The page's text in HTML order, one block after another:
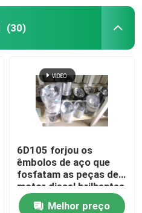
(30)
6D105 forjou os
êmbolos de aço que
fosfatam as peças de
motor diesel brilhantes
da cor
Melhor preço